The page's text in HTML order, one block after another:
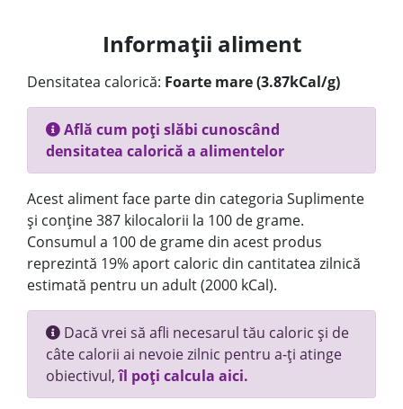
Informații aliment
Densitatea calorică: Foarte mare (3.87kCal/g)
Află cum poți slăbi cunoscând
densitatea calorică a alimentelor
Acest aliment face parte din categoria Suplimente
și conține 387 kilocalorii la 100 de grame.
Consumul a 100 de grame din acest produs
reprezintă 19% aport caloric din cantitatea zilnică
estimată pentru un adult (2000 kCal).
Dacă vrei să afli necesarul tău caloric și de
câte calorii ai nevoie zilnic pentru a-ți atinge
obiectivul,îl poți calcula aici.